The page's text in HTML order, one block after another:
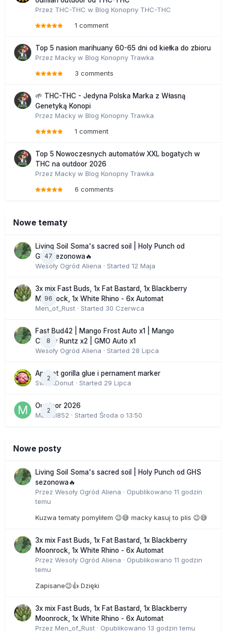
Przez THC-THC w Blog Konopny THC-THC
1 comment
Top 5 nasion marihuany 60-65 dni od kiełka do zbioru
Przez Macky w Blog Konopny Trawka
3 comments
🌱 THC-THC - Jedyna Polska Marka z Własną
Genetyką Konopi
Przez Macky w Blog Konopny Trawka
1 comment
Top 5 Nowoczesnych automatów XXL bogatych w
THC na outdoor 2026
Przez Macky w Blog Konopny Trawka
6 comments
Nowe tematy
47
Living Soil Soma's sacred soil | Holy Punch od
GHS sezonowa🔥
Wesoły Ogród Aliena · Started 12 Maja
96
3x mix Fast Buds, 1x Fat Bastard, 1x Blackberry
Moonrock, 1x White Rhino - 6x Automat
Men_of_Rust · Started 30 Czerwca
8
Fast Bud42 | Mango Frost Auto x1 | Mango
Cherry Runtz x2 | GMO Auto x1
Wesoły Ogród Aliena · Started 28 Lipca
2
Apricot gorilla glue i pernament marker
SweetDonut · Started 29 Lipca
2
Outdoor 2026
Marcel852 · Started Środa o 13:50
Nowe posty
Living Soil Soma's sacred soil | Holy Punch od GHS
sezonowa🔥
Przez Wesoły Ogród Aliena · Opublikowano 11 godzin
temu
Kuzwa tematy pomyliłem 😉😅 macky kasuj to plis 😉😅
3x mix Fast Buds, 1x Fat Bastard, 1x Blackberry
Moonrock, 1x White Rhino - 6x Automat
Przez Wesoły Ogród Aliena · Opublikowano 11 godzin
temu
Zapisane😉👍 Dzięki
3x mix Fast Buds, 1x Fat Bastard, 1x Blackberry
Moonrock, 1x White Rhino - 6x Automat
Przez Men_of_Rust · Opublikowano 13 godzin temu